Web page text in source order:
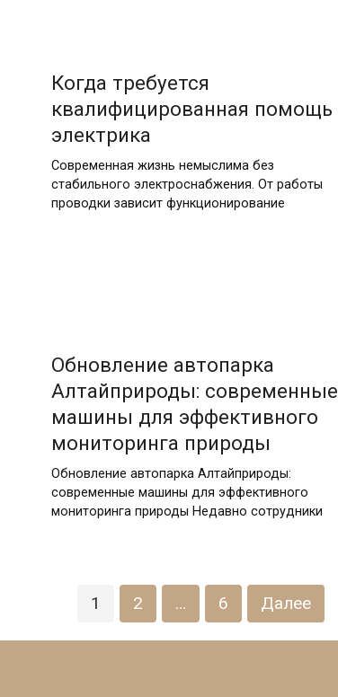
Когда требуется
квалифицированная помощь
электрика
Современная жизнь немыслима без
стабильного электроснабжения. От работы
проводки зависит функционирование
Обновление автопарка
Алтайприроды: современные
машины для эффективного
мониторинга природы
Обновление автопарка Алтайприроды:
современные машины для эффективного
мониторинга природы Недавно сотрудники
1 2 … 6 Далее